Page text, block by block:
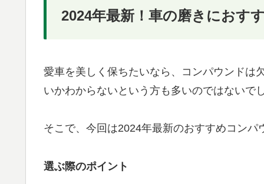
2024年最新！車の磨きにおす
愛車を美しく保ちたいなら、コンパウンドは
いかわからないという方も多いのではないで
そこで、今回は2024年最新のおすすめコンパ
選ぶ際のポイント